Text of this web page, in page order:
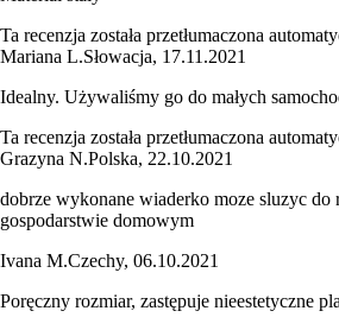
Ta recenzja została przetłumaczona
Mariana L.Słowacja, 17.11.2021
Idealny. Używaliśmy go do małych
Ta recenzja została przetłumaczona
Grazyna N.Polska, 22.10.2021
dobrze wykonane wiaderko moze sluzyc
gospodarstwie domowym
Ivana M.Czechy, 06.10.2021
Poręczny rozmiar, zastępuje nieestetyczne